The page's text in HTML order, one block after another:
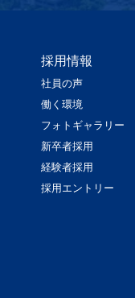
採用情報
社員の声
働く環境
フォトギャラリー
新卒者採用
経験者採用
採用エントリー